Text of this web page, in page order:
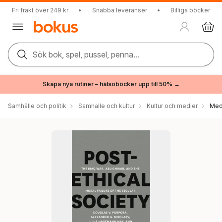
Fri frakt över 249 kr • Snabba leveranser • Billiga böcker
Sök bok, spel, pussel, penna...
Skapa nya rutiner – hälsoböcker upp till 50% →
Samhälle och politik Samhälle och kultur Kultur och medier